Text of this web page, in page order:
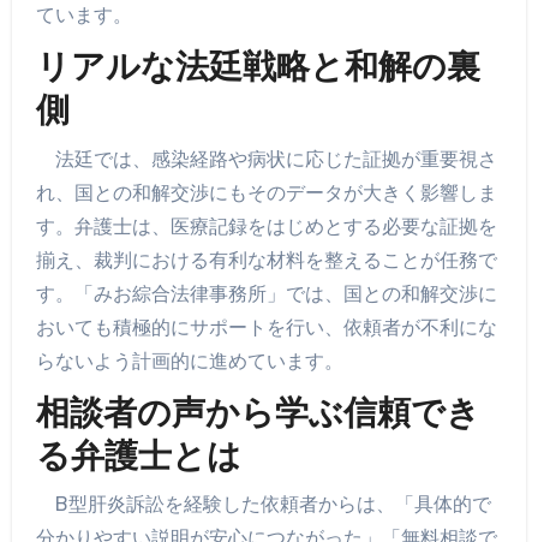
ています。
リアルな法廷戦略と和解の裏
側
法廷では、感染経路や病状に応じた証拠が重要視さ
れ、国との和解交渉にもそのデータが大きく影響しま
す。弁護士は、医療記録をはじめとする必要な証拠を
揃え、裁判における有利な材料を整えることが任務で
す。「みお綜合法律事務所」では、国との和解交渉に
おいても積極的にサポートを行い、依頼者が不利にな
らないよう計画的に進めています。
相談者の声から学ぶ信頼でき
る弁護士とは
B型肝炎訴訟を経験した依頼者からは、「具体的で